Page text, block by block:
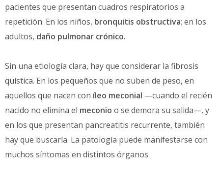
pacientes que presentan cuadros respiratorios a
repetición. En los niños, bronquitis obstructiva; en los
adultos, daño pulmonar crónico.
Sin una etiología clara, hay que considerar la fibrosis
quística. En los pequeños que no suben de peso, en
aquellos que nacen con íleo meconial —cuando el recién
nacido no elimina el meconio o se demora su salida—, y
en los que presentan pancreatitis recurrente, también
hay que buscarla. La patología puede manifestarse con
muchos síntomas en distintos órganos.